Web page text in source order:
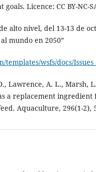
Licence: CC BY-NC-
alto nivel, del 13-13 de
mundo en 2050”
wsfs/docs/
Lawrence, A. L., Marsh,
a replacement ingredient
Aquaculture, 296(1-2),